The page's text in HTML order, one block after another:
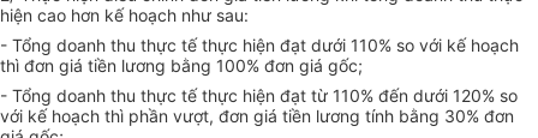
hiện cao hơn kế hoạch như sau:
- Tổng doanh thu thực tế thực hiện đạt dưới 110% so với kế hoạch
thì đơn giá tiền lương bằng 100% đơn giá gốc;
- Tổng doanh thu thực tế thực hiện đạt từ 110% đến dưới 120% so
với kế hoạch thì phần vượt, đơn giá tiền lương tính bằng 30% đơn